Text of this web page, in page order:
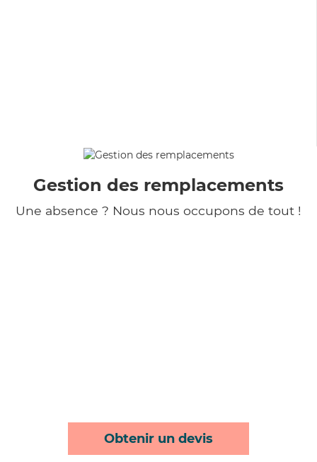
Gestion des remplacements
Une absence ? Nous nous occupons de tout !
Obtenir un devis